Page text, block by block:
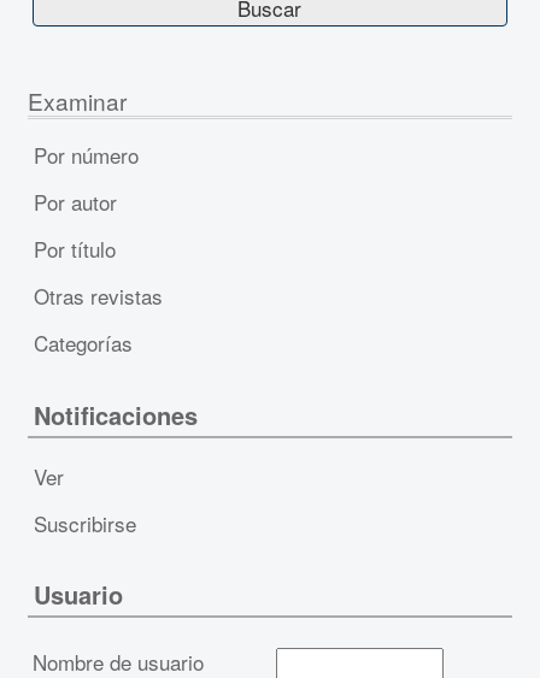
Examinar
Por número
Por autor
Por título
Otras revistas
Categorías
Notificaciones
Ver
Suscribirse
Usuario
Nombre de usuario